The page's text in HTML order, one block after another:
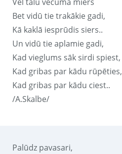
Bet vidū tie trakākie gadi,
Kā kaklā iesprūdis siers..
Un vidū tie aplamie gadi,
Kad vieglums sāk sirdi spiest,
Kad gribas par kādu rūpēties,
Kad gribas par kādu ciest..
/A.Skalbe/
Palūdz pavasari,